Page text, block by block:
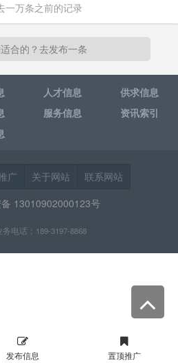
一万条之前的记录
合的？去发布一条
人才信息
供求信息
服务信息
资讯索引
广 关于网站
联系网站
13010902000123号
电话：189-3197-8868
发布信息 置顶推广